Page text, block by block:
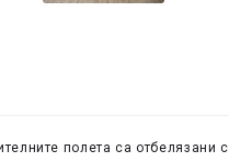
полета са отбелязани с